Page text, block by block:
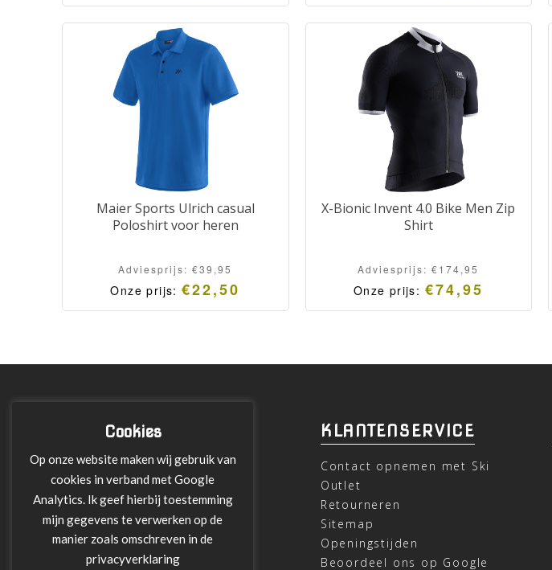
Maier Sports Ulrich casual
Poloshirt voor heren
Adviesprijs:€39,95
Onze prijs:€22,50
X-Bionic Invent 4.0 Bike Men Zip
Shirt
Adviesprijs:€174,95
Onze prijs: €74,95
INFORMATIE
Over ons
Leveringen
Betalen met Klarna
Algemene Voorwaarden
Verzending
Privacy verklaring
KLANTENSERVICE
Contact opnemen met Ski
Outlet
Retourneren
Sitemap
Openingstijden
Beoordeel ons op Google
Cookies
Op onze website maken wij gebruik van
cookies in verband met Google
Analytics. Ik geef hierbij toestemming
mijn gegevens te verwerken op de
manier zoals omschreven in de
privacyverklaring